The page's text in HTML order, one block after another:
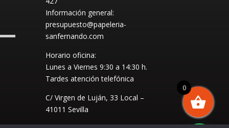
Información general:
presupuesto@papeleria-
sanfernando.com
Horario oficina:
Lunes a Viernes 9:30 a 14:30 h.
Tardes atención telefónica
C/ Virgen de Luján, 33 Local –
41011 Sevilla
0